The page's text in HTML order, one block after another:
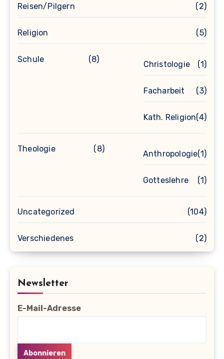
Reisen/Pilgern (2)
Religion (5)
Schule (8)
Christologie (1)
Facharbeit (3)
Kath. Religion(4)
Theologie (8)
Anthropologie(1)
Gotteslehre (1)
Uncategorized (104)
Verschiedenes (2)
Newsletter
E-Mail-Adresse